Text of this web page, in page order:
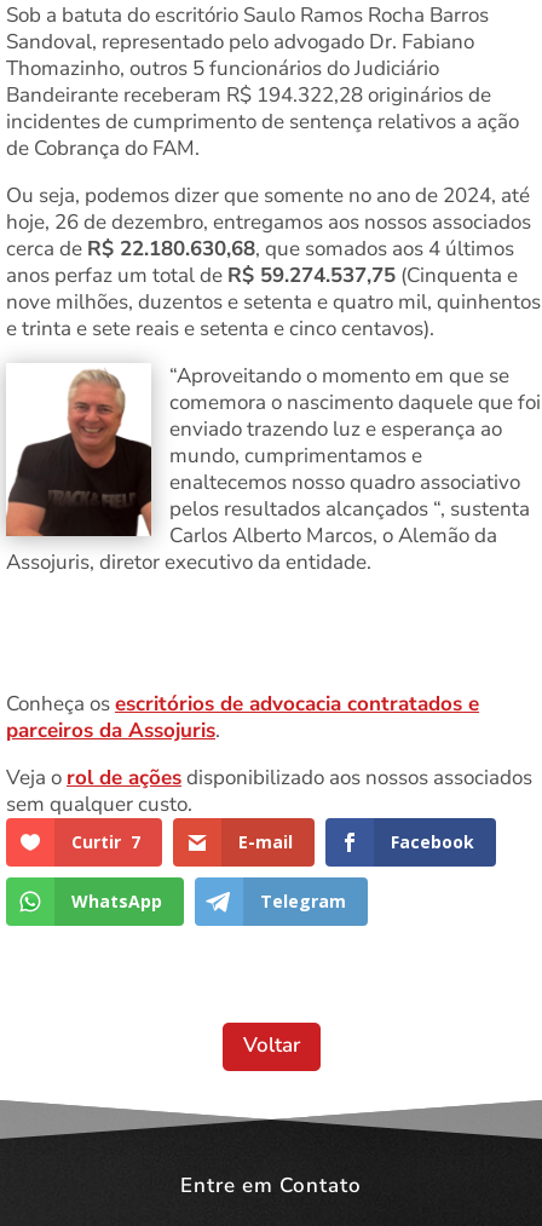
Sob a batuta do escritório Saulo Ramos Rocha Barros
Sandoval, representado pelo advogado Dr. Fabiano
Thomazinho, outros 5 funcionários do Judiciário
Bandeirante receberam R$ 194.322,28 originários de
incidentes de cumprimento de sentença relativos a ação
de Cobrança do FAM.
Ou seja, podemos dizer que somente no ano de 2024, até
hoje, 26 de dezembro, entregamos aos nossos associados
cerca de R$ 22.180.630,68, que somados aos 4 últimos
anos perfaz um total de R$ 59.274.537,75 (Cinquenta e
nove milhões, duzentos e setenta e quatro mil, quinhentos
e trinta e sete reais e setenta e cinco centavos).
“Aproveitando o momento em que se
comemora o nascimento daquele que foi
enviado trazendo luz e esperança ao
mundo, cumprimentamos e
enaltecemos nosso quadro associativo
pelos resultados alcançados “, sustenta
Carlos Alberto Marcos, o Alemão da
Assojuris, diretor executivo da entidade.
Conheça osescritórios de advocacia contratados e
parceiros da Assojuris.
Veja o rol de açõesdisponibilizado aos nossos associados
sem qualquer custo.
Curtir 7 E-mail Facebook
WhatsApp Telegram
Voltar
Entre em Contato